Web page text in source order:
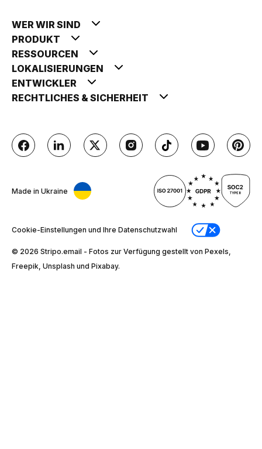
WER WIR SIND
PRODUKT
RESSOURCEN
LOKALISIERUNGEN
ENTWICKLER
RECHTLICHES & SICHERHEIT
Made in Ukraine
Cookie-Einstellungen und Ihre Datenschutzwahl
© 2026 Stripо.email - Fotos zur Verfügung gestellt von Pexels,
Freepik, Unsplash und Pixabay.